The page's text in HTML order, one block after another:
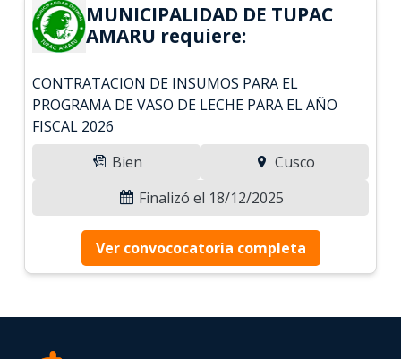
MUNICIPALIDAD DE TUPAC
AMARU requiere:
CONTRATACION DE INSUMOS PARA EL
PROGRAMA DE VASO DE LECHE PARA EL AÑO
FISCAL 2026
Bien
Cusco
Finalizó el 18/12/2025
Ver convococatoria completa